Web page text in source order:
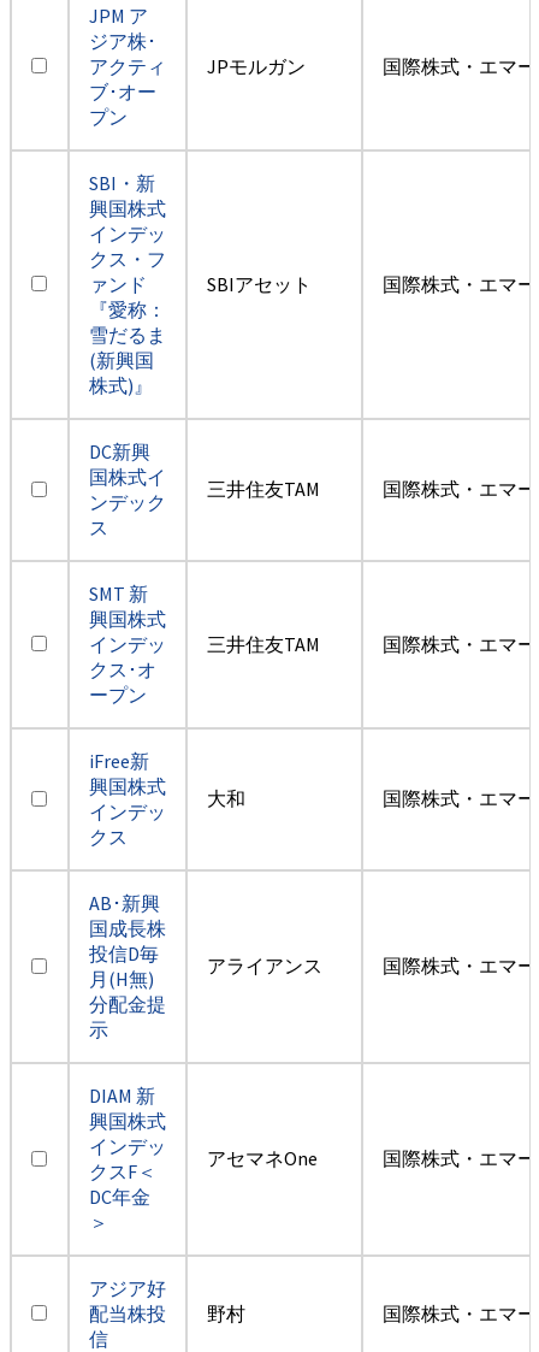
JPM ア
ジア株･
アクティ
ブ･オー
プン
JPモルガン 国際株式・エマ
SBI・新
興国株式
インデッ
クス・フ
ァンド
『愛称：
雪だるま
(新興国
株式)』
SBIアセット 国際株式・エマ
DC新興
国株式イ
ンデック
ス
三井住友TAM 国際株式・エマ
SMT 新
興国株式
インデッ
クス･オ
ープン
三井住友TAM 国際株式・エマ
iFree新
興国株式
インデッ
クス
大和 国際株式・エマ
AB･新興
国成長株
投信D毎
月(H無)
分配金提
示
アライアンス 国際株式・エマ
DIAM 新
興国株式
インデッ
クスF＜
DC年金
＞
アセマネOne 国際株式・エマ
アジア好
配当株投
信
野村 国際株式・エマ